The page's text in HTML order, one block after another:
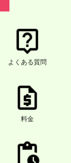
よくある質問
料金